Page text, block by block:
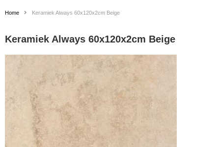
Home Keramiek Always 60x120x2cm Beige
Keramiek Always 60x120x2cm Beige